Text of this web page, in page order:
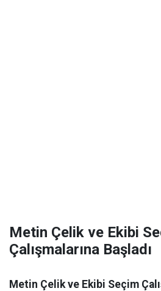
Metin Çelik ve Ekibi
Çalışmalarına Başladı
Metin Çelik ve Ekibi Seçim